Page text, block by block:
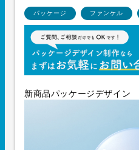
パッケージ ファンケル
新商品パッケージデザイン